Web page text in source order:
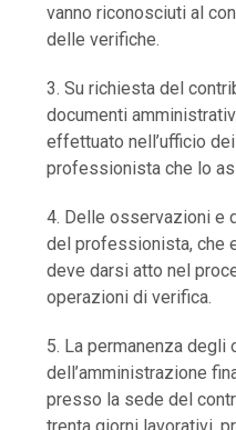
vanno riconosciuti al
delle verifiche.
3. Su richiesta del
documenti
effettuato nell’ufficio
professionista che lo
4. Delle osservazioni e
del professionista, che
deve darsi atto nel
operazioni di verifica.
5. La permanenza
dell’amministrazione
presso la sede del
trenta giorni lavorativi,